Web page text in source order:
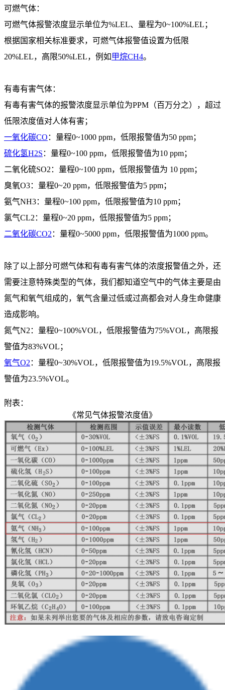
可燃气体：
可燃气体报警浓度显示单位为%LEL、量程为0~100%LEL；
根据国家相关标准要求，可燃气体报警值设置为低限
20%LEL，高限50%LEL，例如 甲烷CH4。
有毒有害气体：
有毒有害气体的报警浓度显示单位为PPM（百万分之），超过
低限浓度值对人体有害；
一氧化碳CO ：量程0~1000 ppm，低限报警值为50 ppm；
硫化氢H2S ：量程0~100 ppm，低限报警值为10 ppm；
二氧化硫SO2：量程0~100 ppm，低限报警值为 10 ppm；
臭氧O3：量程0~20 ppm，低限报警值为5 ppm；
氨气NH3：量程0~100 ppm，低限报警值为10 ppm；
氯气CL2：量程0~20 ppm，低限报警值为5 ppm；
二氧化碳CO2 ：量程0~5000 ppm，低限报警值为1000 ppm。
除了以上部分可燃气体和有毒有害气体的浓度报警值之外，还
需要注意特殊类型的气体，我们都知道空气中的气体主要是由
氮气和氧气组成的，氧气含量过低或过高都会对人身生命健康
造成影响。
氮气N2：量程0~100%VOL，低限报警值为75%VOL，高限报
警值为83%VOL；
氧气O2 ：量程0~30%VOL，低限报警值为19.5%VOL，高限报
警值为23.5%VOL。
附表：
《常见气体报警浓度值》